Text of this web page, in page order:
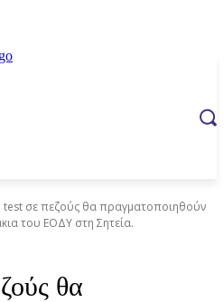
test σε πεζούς θα πραγματοποιηθούν
του ΕΟΔΥ στη Σητεία.
θα